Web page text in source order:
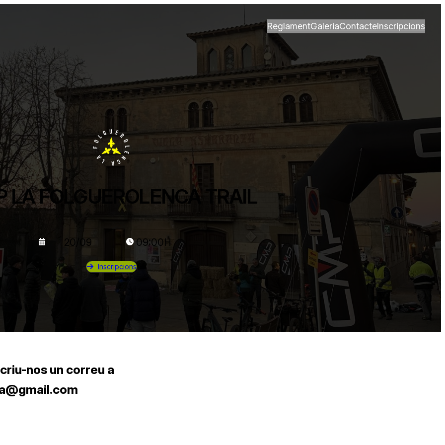
ReglamentGaleriaContacteInscripcions
LA FOLGUEROLENCA TRAIL
20/09 09:00H
Inscripcions
nos un correu a